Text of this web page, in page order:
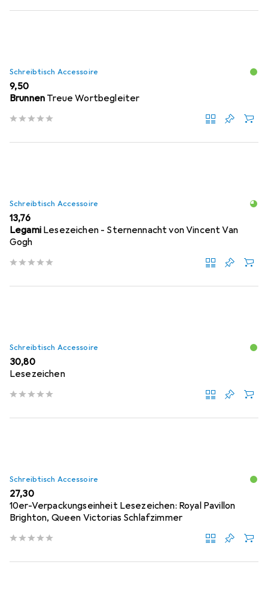
Schreibtisch Accessoire
EUR
9,50
Brunnen Treue Wortbegleiter
Schreibtisch Accessoire
EUR
13,76
Legami Lesezeichen - Sternennacht von Vincent Van
Gogh
Schreibtisch Accessoire
EUR
30,80
Lesezeichen
Schreibtisch Accessoire
EUR
27,30
10er-Verpackungseinheit Lesezeichen: Royal Pavillon
Brighton, Queen Victorias Schlafzimmer